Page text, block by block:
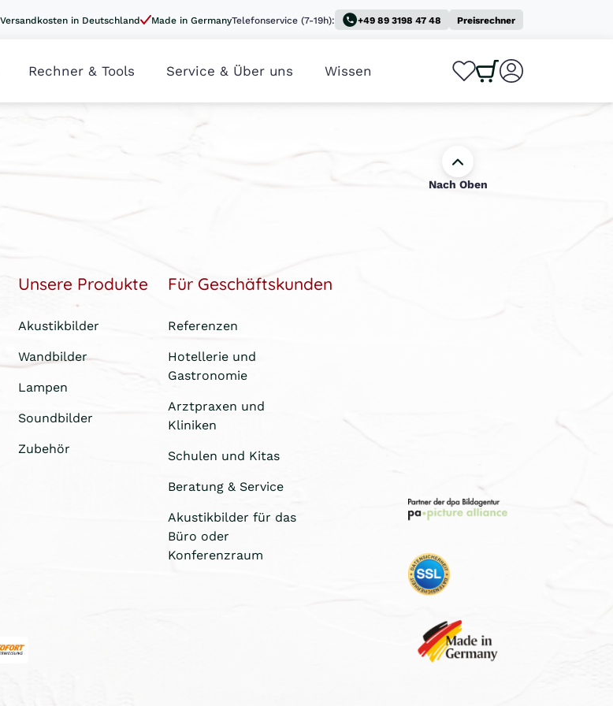
in Deutschland Made in GermanyTelefonservice (7-19h): +49 89 3198 47 48 Preisrechner
Rechner & Tools Service & Über uns Wissen 0
Nach Oben
Unsere Produkte
Akustikbilder
Wandbilder
Lampen
Soundbilder
Zubehör
Für Geschäftskunden
Referenzen
Hotellerie und
Gastronomie
Arztpraxen und
Kliniken
Schulen und Kitas
Beratung & Service
Akustikbilder für das
Büro oder
Konferenzraum